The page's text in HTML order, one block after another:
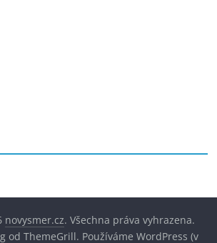
novysmer.cz. Všechna práva vyhrazena.
od ThemeGrill. Používáme WordPress (v